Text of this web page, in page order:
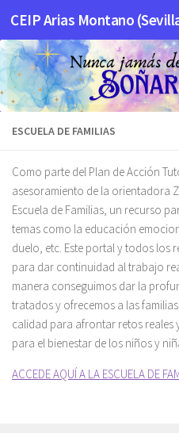
Saltar al contenido
CEIP Arias Montano
ESCUELA DE FAMILIAS
Como parte del Plan de Acción
asesoramiento de la orientadora
Escuela de Familias, un recurso
temas como la educación
duelo, etc. Este portal y todos los
para dar continuidad al trabajo
manera conseguimos dar la
tratados y ofrecemos a las
calidad para afrontar retos
para el bienestar de los niños y
ACCEDE AQUÍ A LA ESCUELA DE